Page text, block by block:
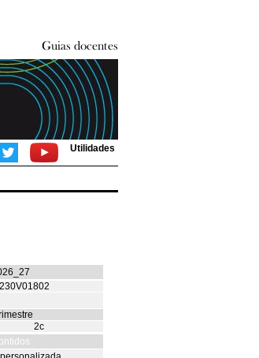
Utilidades
2c